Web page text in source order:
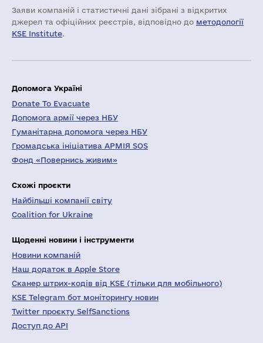
Заяви компаній i статистичні дані зібрані з відкритих
джерел та офіційних реєстрів, відповідно до методології
KSE Institute.
Допомога Україні
Donate To Evacuate
Допомога армії через НБУ
Гуманітарна допомога через НБУ
Громадська ініціатива АРМІЯ SOS
Фонд «Повернись живим»
Схожі проєкти
Найбільші компанії світу
Coalition for Ukraine
Щоденні новини і інструменти
Новини компаній
Наш додаток в Apple Store
Сканер штрих-кодів від KSE (тільки для мобільного)
KSE Telegram бот моніторингу новин
Twitter проєкту SelfSanctions
Доступ до API